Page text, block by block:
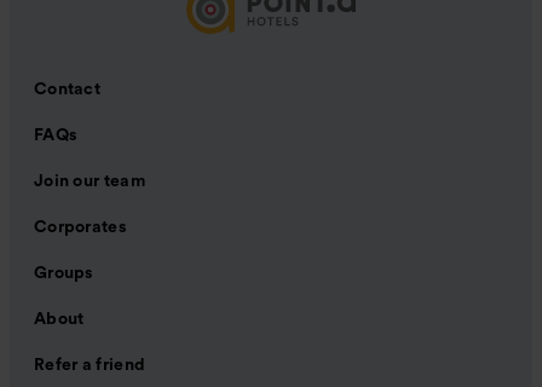
Contact
FAQs
Join our team
Corporates
Groups
About
Refer a friend